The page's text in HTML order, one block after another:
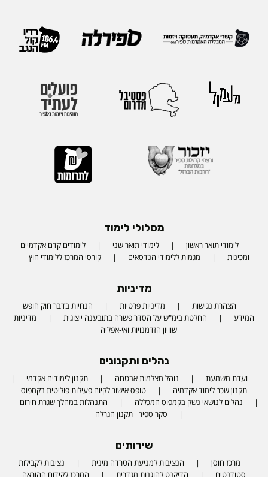
מסלולי לימוד
לימודי תואר ראשון לימודי תואר שני
לימודים קדם אקדמיים
ומכינות
מגמות ללימודי הנדסאים קורסי המרכז ללימודי חוץ
מדיניות
הצהרת נגישות מדיניות פרטיות
הנחיות בדבר חוק חופש
המידע
החלטת בימ"ש על הסדר פשרה בתובענה ייצוגית
מדיניות
שוויון הזדמנויות ואי-אפליה
נהלים ותקנונים
ועדת משמעת נוהל מצלמות אבטחה
תקנון לימודים אקדמי
תקנון שכר לימוד אקדמיה
טופס אישור לקיום פעילות פוליטית בקמפוס
נהלים לנושאי נשק בקמפוס המכללה
התנהלות במהלך שגרת חירום
סקר ספיר - תקנון הגרלה
שירותים
מרכז חוסן הנציבות למניעת הטרדה מינית
נציבות לקבילות
סטודנטים
הדיקנט להוגנות מגדרית המרכז לקידום ההוראה